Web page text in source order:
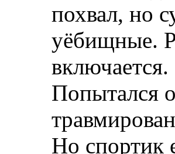
похвал, но
уёбищные.
включается.
Попытался
Но спортик